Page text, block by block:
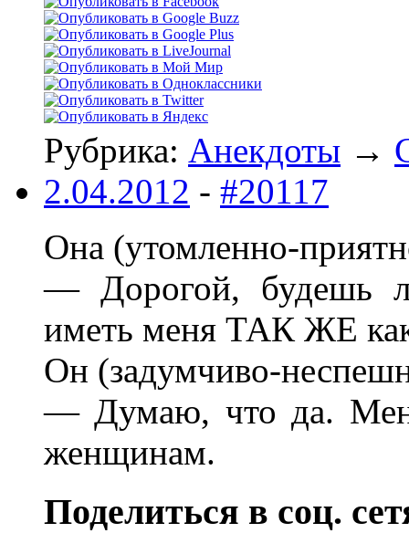
Рубрика: Анекдоты →
2.04.2012 - #20117
Она (утомленно-
— Дорогой, будешь
иметь меня ТАК ЖЕ
Он (задумчиво-
— Думаю, что да.
женщинам.
Поделиться в соц.